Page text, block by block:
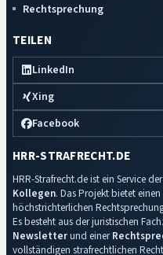
Rechtsprechung
TEILEN
LinkedIn
Xing
Facebook
HRR-STRAFRECHT.DE
HRR-Strafrecht.de ist ein Service
Kollegen. Das Projekt bietet
höchstrichterlichen
Es besteht aus der juristischen
Newsletterund einer
vollständigen strafrechtlichen